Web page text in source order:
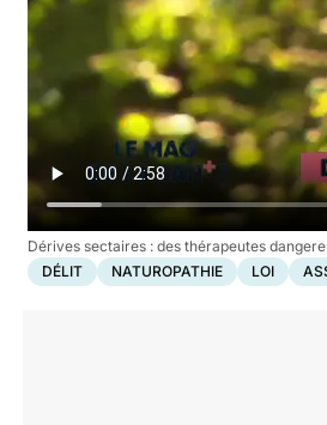
Dérives sectaires : des thérapeutes
DÉLIT
NATUROPATHIE LOI